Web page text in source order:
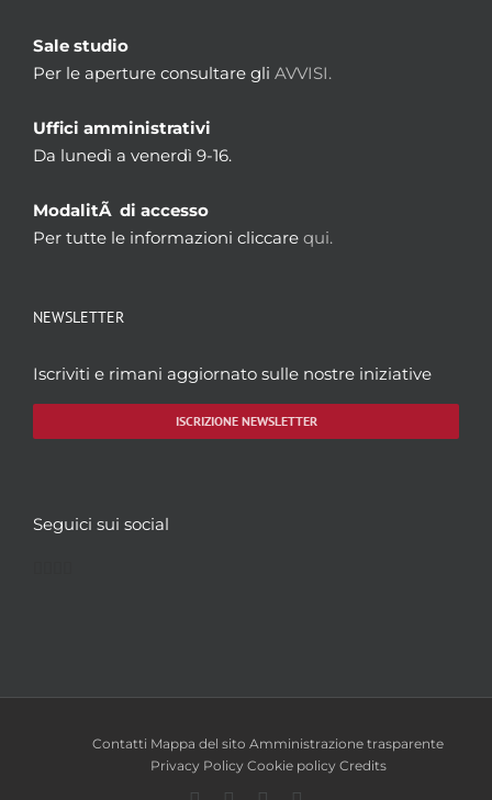
Sale studio
Per le aperture consultare gli AVVISI.
Uffici amministrativi
Da lunedì a venerdì 9-16.
ModalitÃ di accesso
Per tutte le informazioni cliccare qui.
NEWSLETTER
Iscriviti e rimani aggiornato sulle nostre iniziative
ISCRIZIONE NEWSLETTER
Seguici sui social
Contatti Mappa del sito Amministrazione trasparente
Privacy Policy Cookie policy Credits